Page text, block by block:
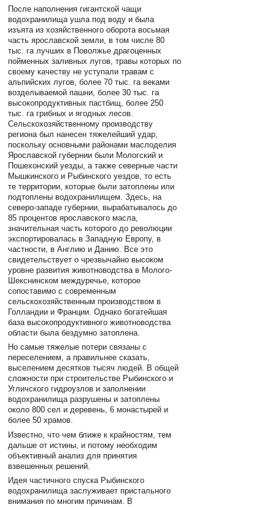
После наполнения гигантской чащи
водохранилища ушла под воду и была
изъята из хозяйственного оборота восьмая
часть ярославской земли, в том числе 80
тыс. га лучших в Поволжье драгоценных
пойменных заливных лугов, травы которых по
своему качеству не уступали травам с
альпийских лугов, более 70 тыс. га веками
возделываемой пашни, более 30 тыс. га
высокопродуктивных пастбищ, более 250
тыс. га грибных и ягодных лесов.
Сельскохозяйственному производству
региона был нанесен тяжелейший удар,
поскольку основными районами маслоделия
Ярославской губернии были Мологский и
Пошехонский уезды, а также северные части
Мышкинского и Рыбинского уездов, то есть
те территории, которые были затоплены или
подтоплены водохранилищем. Здесь, на
северо-западе губернии, вырабатывалось до
85 процентов ярославского масла,
значительная часть которого до революции
экспортировалась в Западную Европу, в
частности, в Англию и Данию. Все это
свидетельствует о чрезвычайно высоком
уровне развития животноводства в Молого-
Шекснинском междуречье, которое
сопоставимо с современным
сельскохозяйственным производством в
Голландии и Франции. Однако богатейшая
база высокопродуктивного животноводства
области была бездумно затоплена.
Но самые тяжелые потери связаны с
переселением, а правильнее сказать,
выселением десятков тысяч людей. В общей
сложности при строительстве Рыбинского и
Угличского гидроузлов и заполнении
водохранилища разрушены и затоплены
около 800 сел и деревень, 6 монастырей и
более 50 храмов.
Известно, что чем ближе к крайностям, тем
дальше от истины, и потому необходим
объективный анализ для принятия
взвешенных решений.
Идея частичного спуска Рыбинского
водохранилища заслуживает пристального
внимания по многим причинам. В